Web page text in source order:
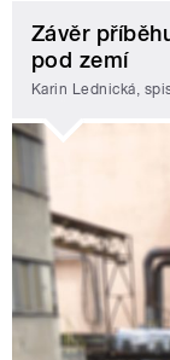
Závěr
pod zemí
Karin Lednická,